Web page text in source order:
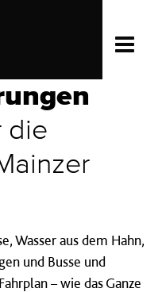
die
Wasser aus dem Hahn,
und Busse und
– wie das Ganze